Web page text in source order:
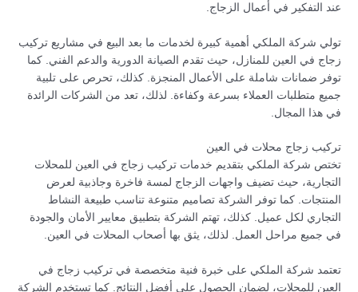
عند التفكير في أعمال الزجاج.
تولي شركة الملكي أهمية كبيرة لخدمات ما بعد البيع في مشاريع تركيب
زجاج في العين للمنازل، حيث تقدم الصيانة الدورية والدعم الفني. كما
توفر ضمانات شاملة على الأعمال المنجزة. كذلك، تحرص على تلبية
جميع متطلبات العملاء بسرعة وكفاءة. لذلك، تعد من الشركات الرائدة
في هذا المجال.
تركيب زجاج محلات في العين
تختص شركة الملكي بتقديم خدمات تركيب زجاج في العين للمحلات
التجارية، حيث تضيف واجهات الزجاج لمسة فاخرة وجاذبية لعرض
المنتجات. كما توفر الشركة تصاميم متنوعة تناسب طبيعة النشاط
التجاري لكل عميل. كذلك، تهتم الشركة بتطبيق معايير الأمان والجودة
في جميع مراحل العمل. لذلك، يثق بها أصحاب المحلات في العين.
تعتمد شركة الملكي على خبرة فنية متخصصة في تركيب زجاج في
العين للمحلات، لضمان الحصول على أفضل النتائج. كما تستخدم الشركة